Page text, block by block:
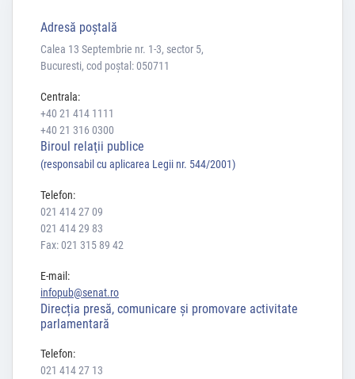
Adresă poştală
Calea 13 Septembrie nr. 1-3, sector 5,
Bucuresti, cod poștal: 050711
Centrala:
+40 21 414 1111
+40 21 316 0300
Biroul relaţii publice
(responsabil cu aplicarea Legii nr. 544/2001)
Telefon:
021 414 27 09
021 414 29 83
Fax: 021 315 89 42
E-mail:
infopub@senat.ro
Direcția presă, comunicare și promovare activitate
parlamentară
Telefon:
021 414 27 13